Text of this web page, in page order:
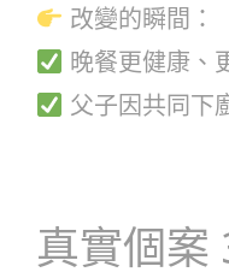
改變的瞬間：
晚餐更健康、
父子因共同下
真實個案